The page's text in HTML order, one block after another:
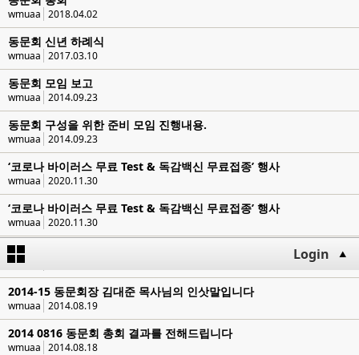
wmuaa 2018.04.02
동문회 신년 하례식
wmuaa 2017.03.10
동문회 모임 보고
wmuaa 2014.09.23
동문회 구성을 위한 준비 모임 진행내용.
wmuaa 2014.09.23
‘코로나 바이러스 무료 Test & 독감백신 무료접종’ 행사
wmuaa 2020.11.30
‘코로나 바이러스 무료 Test & 독감백신 무료접종’ 행사
wmuaa 2020.11.30
2016 여름 동문회 행사안내
wmuaa
2014-15 동문회장 김대준 목사님의 인삿말입니다
wmuaa 2014.08.19
2014 0816 동문회 총회 결과를 전해드립니다
wmuaa 2014.08.18
Login